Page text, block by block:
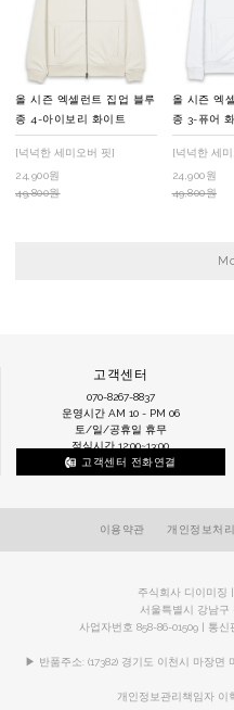
올 시즌 엑셀런트 집업 블루
종 4-아이보리 화이트
[넉넉한 세미오버 핏]
24,900원
49,800원
올 시즌 엑
종 3-퓨어
[넉넉한 세
24,900원
49,800원
고객센터
070-8267-8837
운영시간 AM 10 - PM 06
토/일/공휴일 휴무
점심시간 12:00~13:00
고객센터 전화연결
이용약관 개인정보처
주식회사 디이미징
서울특별시 강남구
사업자번호 858-86-01509 | 통
▶ 반품주소: (17382) 경기도 이천시 마장면
개인정보관리책임자 이